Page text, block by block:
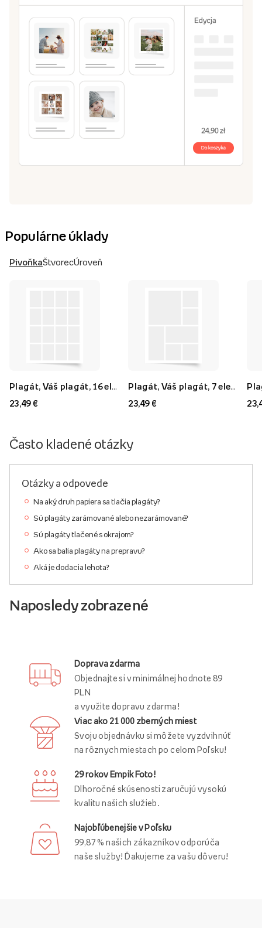
Populárne úklady
PivoňkaŠtvorecÚroveň
23,49 €
23,49 €
Často kladené otázky
Otázky a odpovede
Na aký druh papiera sa tlačia plagáty?
Sú plagáty zarámované alebo nezarámované?
Sú plagáty tlačené s okrajom?
Ako sa balia plagáty na prepravu?
Aká je dodacia lehota?
Naposledy zobrazené
Doprava zdarma
Objednajte si v minimálnej hodnote 89
PLN
a využite dopravu zdarma!
Viac ako 21 000 zberných miest
Svoju objednávku si môžete vyzdvihnúť
na rôznych miestach po celom Poľsku!
29 rokov Empik Foto!
Dlhoročné skúsenosti zaručujú vysokú
kvalitu našich služieb.
Najobľúbenejšie v Poľsku
99,87 % našich zákazníkov odporúča
naše služby! Ďakujeme za vašu dôveru!